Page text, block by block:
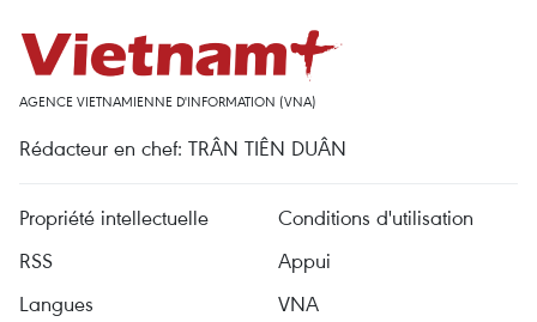
AGENCE VIETNAMIENNE D'INFORMATION (VNA)
Rédacteur en chef: TRÂN TIÊN DUÂN
Propriété intellectuelle
Conditions d'utilisation
RSS
Appui
Langues
VNA